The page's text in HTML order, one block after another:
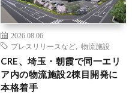
2026.08.06
プレスリリースなど
物流施設
CRE、埼玉・朝霞で同一エリ
ア内の物流施設2棟目開発に
本格着手